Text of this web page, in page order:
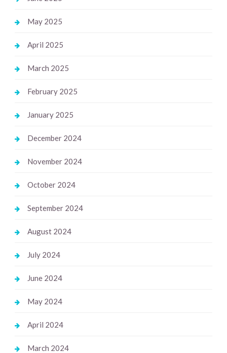
May 2025
April 2025
March 2025
February 2025
January 2025
December 2024
November 2024
October 2024
September 2024
August 2024
July 2024
June 2024
May 2024
April 2024
March 2024